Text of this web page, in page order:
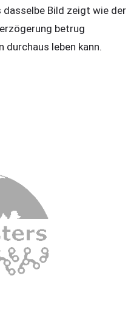
dasselbe Bild zeigt wie der
betrug
durchaus leben kann.